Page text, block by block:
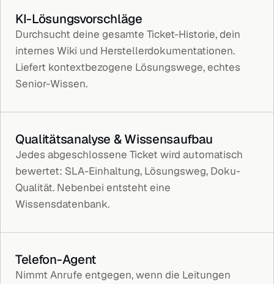
KI-Lösungsvorschläge
Durchsucht deine gesamte Ticket-Historie, dein
internes Wiki und Herstellerdokumentationen.
Liefert kontextbezogene Lösungswege, echtes
Senior-Wissen.
Qualitätsanalyse & Wissensaufbau
Jedes abgeschlossene Ticket wird automatisch
bewertet: SLA-Einhaltung, Lösungsweg, Doku-
Qualität. Nebenbei entsteht eine
Wissensdatenbank.
Telefon-Agent
Nimmt Anrufe entgegen, wenn die Leitungen